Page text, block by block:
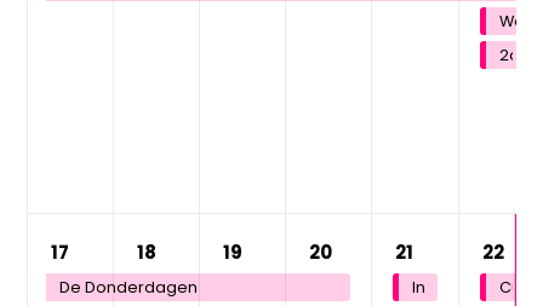
2de
17
De Donderdagen
18 19 20 21
Inwandeling
22